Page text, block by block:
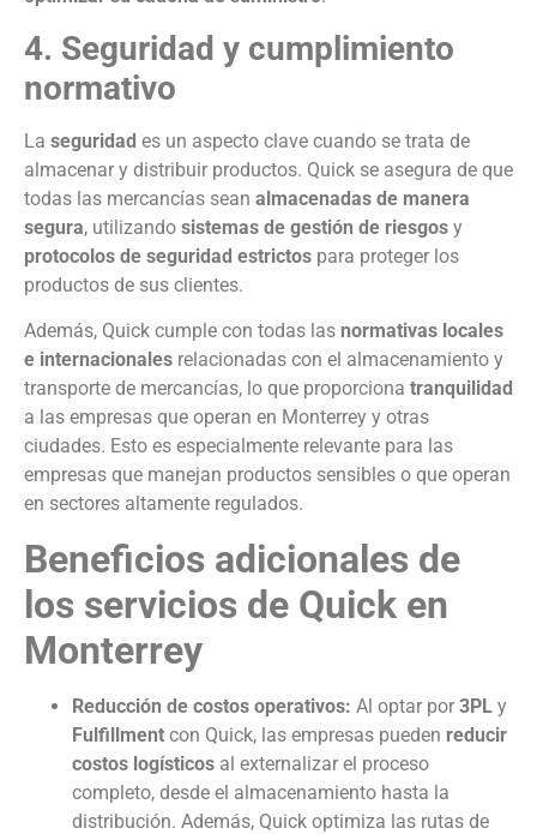
4. Seguridad y cumplimiento
normativo
La seguridad es un aspecto clave cuando se trata de
almacenar y distribuir productos. Quick se asegura de que
todas las mercancías sean almacenadas de manera
segura, utilizando sistemas de gestión de riesgos y
protocolos de seguridad estrictos para proteger los
productos de sus clientes.
Además, Quick cumple con todas las normativas locales
e internacionales relacionadas con el almacenamiento y
transporte de mercancías, lo que proporciona tranquilidad
a las empresas que operan en Monterrey y otras
ciudades. Esto es especialmente relevante para las
empresas que manejan productos sensibles o que operan
en sectores altamente regulados.
Beneficios adicionales de
los servicios de Quick en
Monterrey
Reducción de costos operativos: Al optar por 3PL y
Fulfillment con Quick, las empresas pueden reducir
costos logísticos al externalizar el proceso
completo, desde el almacenamiento hasta la
distribución. Además, Quick optimiza las rutas de